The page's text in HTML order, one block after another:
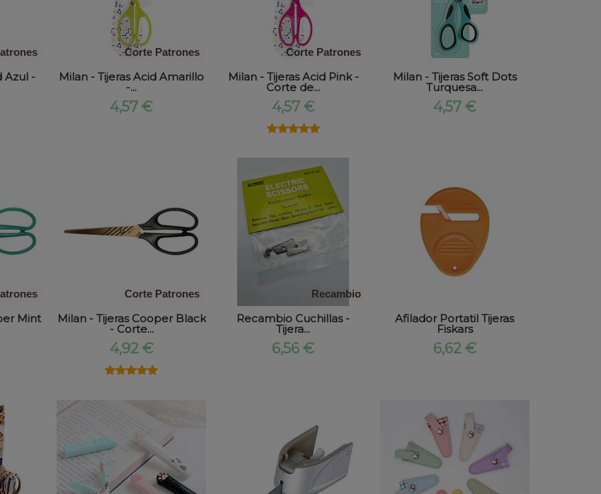
Azul -
Corte Patrones
Milan - Tijeras Acid Amarillo
-...
4,57 €
Corte Patrones
Milan - Tijeras Acid Pink -
Corte de...
4,57 €
★★★★★
★★★★★
Milan - Tijeras Soft Dots
Turquesa...
4,57 €
Mint
Corte Patrones
Milan - Tijeras Cooper Black
- Corte...
4,92 €
★★★★★
★★★★★
Recambio
Recambio Cuchillas -
Tijera...
6,56 €
Afilador Portatil Tijeras
Fiskars
6,62 €